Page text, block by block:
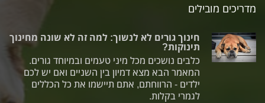
מדריכים מובילים
חינוך גורים לא לנשוך: למה זה לא שונה מחינוך
תינוקות?
כלבים נושכים מכל מיני טעמים ובמיוחד גורים.
המאמר הבא מצא דמיון בין השניים ואם יש לכם
ילדים - הרווחתם, אתם תיישמו את כל הכללים
לגמרי בקלות.